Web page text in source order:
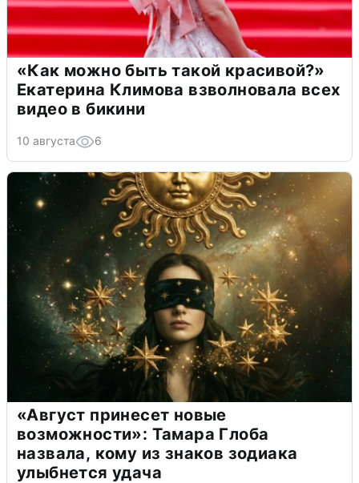
«Как можно быть такой красивой?»
Екатерина Климова взволновала всех
видео в бикини
10 августа 6
«Август принесет новые
возможности»: Тамара Глоба
назвала, кому из знаков зодиака
улыбнется удача